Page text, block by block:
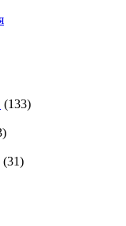
(133)
(31)